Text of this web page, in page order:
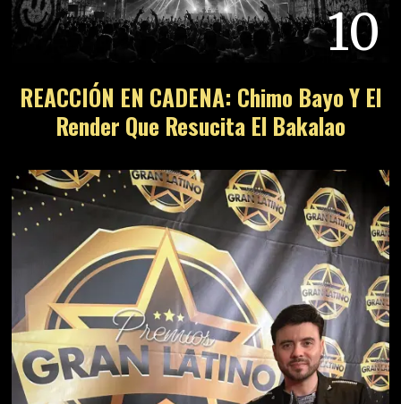
10
REACCIÓN EN CADENA: Chimo Bayo Y El
Render Que Resucita El Bakalao